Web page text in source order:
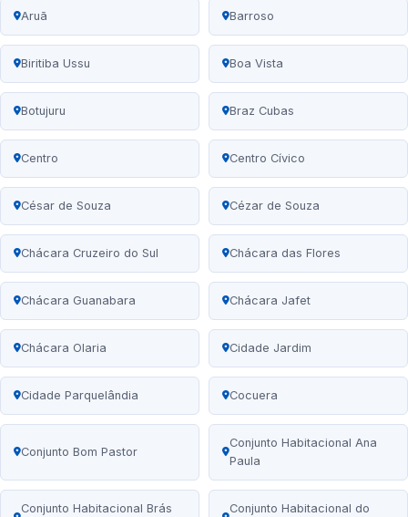
Aruã Barroso
Biritiba Ussu Boa Vista
Botujuru Braz Cubas
Centro Centro Cívico
César de Souza Cézar de Souza
Chácara Cruzeiro do Sul Chácara das Flores
Chácara Guanabara Chácara Jafet
Chácara Olaria Cidade Jardim
Cidade Parquelândia Cocuera
Conjunto Bom Pastor
Conjunto Habitacional Ana
Paula
Conjunto Habitacional Brás Conjunto Habitacional do